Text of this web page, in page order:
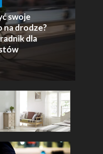
swoje
na drodze?
dla